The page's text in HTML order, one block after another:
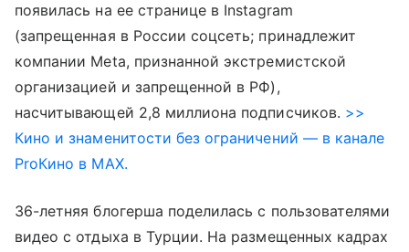
появилась на ее странице в Instagram
(запрещенная в России соцсеть; принадлежит
компании Meta, признанной экстремистской
организацией и запрещенной в РФ),
насчитывающей 2,8 миллиона подписчиков. >>
Кино и знаменитости без ограничений — в канале
ProКино в MAX.
36-летняя блогерша поделилась с пользователями
видео с отдыха в Турции. На размещенных кадрах